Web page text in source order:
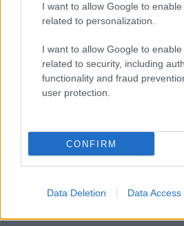
I want to allow Google to
related to personalization.
I want to allow Google to
related to security, including
functionality and fraud
user protection.
CONFIRM
Data Deletion Data Access
jutalmazták különböző
Kulturális Negyedet: így a világ
ingatlanfejlesztéseiért járó
Építészeti Díja, a legkiválóbb
helyreállításokért kapott
Architectura díj birtokosa, de a
építészeti munkáért járó BRICK